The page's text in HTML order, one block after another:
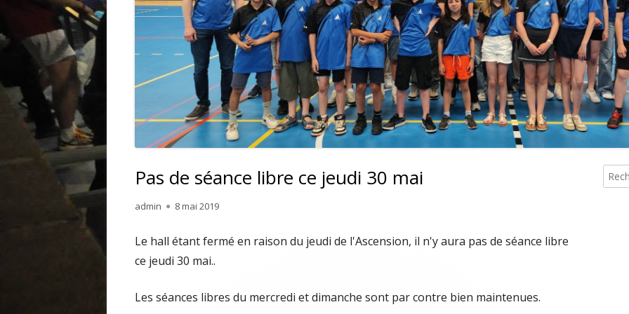
TUTORIEL INSCRIPTIONS TOURNOIS
Pas de séance libre ce jeudi 30 mai
Auteur
admin
Publié
8 mai 2019
Le hall étant fermé en raison du jeudi de l'Ascension, il n'y aura pas de séance libre
ce jeudi 30 mai..
Les séances libres du mercredi et dimanche sont par contre bien maintenues.